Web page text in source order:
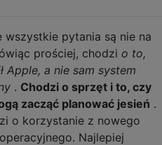
wszystkie pytania są nie na
prościej, chodzi o to,
Apple, a nie sam system
. Chodzi o sprzęt i to, czy
zacząć planować jesień .
o korzystanie z nowego
Najlepiej